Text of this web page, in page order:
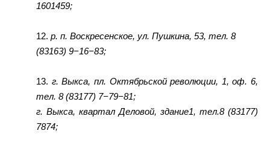
1601459;
12. р. п. Воскресенское, ул. Пушкина, 53, тел. 8
(83163) 9−16−83;
13. г. Выкса, пл. Октябрьской революции, 1, оф. 6,
тел. 8 (83177) 7−79−81;
г. Выкса, квартал Деловой, здание1, тел.8 (83177)
7874;